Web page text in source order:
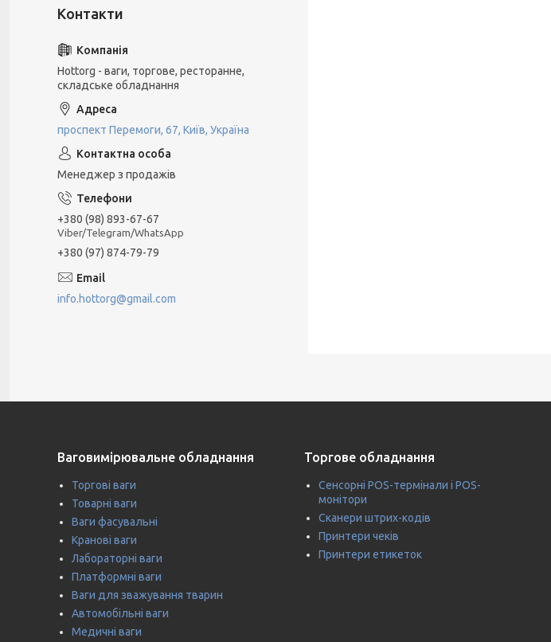
Hottorg - ваги, торгове, ресторанне,
складське обладнання
проспект Перемоги, 67, Київ, Україна
Менеджер з продажів
+380 (98) 893-67-67
Viber/Telegram/WhatsApp
+380 (97) 874-79-79
info.hottorg@gmail.com
Ваговимірювальне обладнання
Торгові ваги
Товарні ваги
Ваги фасувальні
Кранові ваги
Лабораторні ваги
Платформні ваги
Ваги для зважування тварин
Автомобільні ваги
Медичні ваги
Торгове обладнання
Сенсорні POS-термінали і POS-
монітори
Сканери штрих-кодів
Принтери чеків
Принтери етикеток